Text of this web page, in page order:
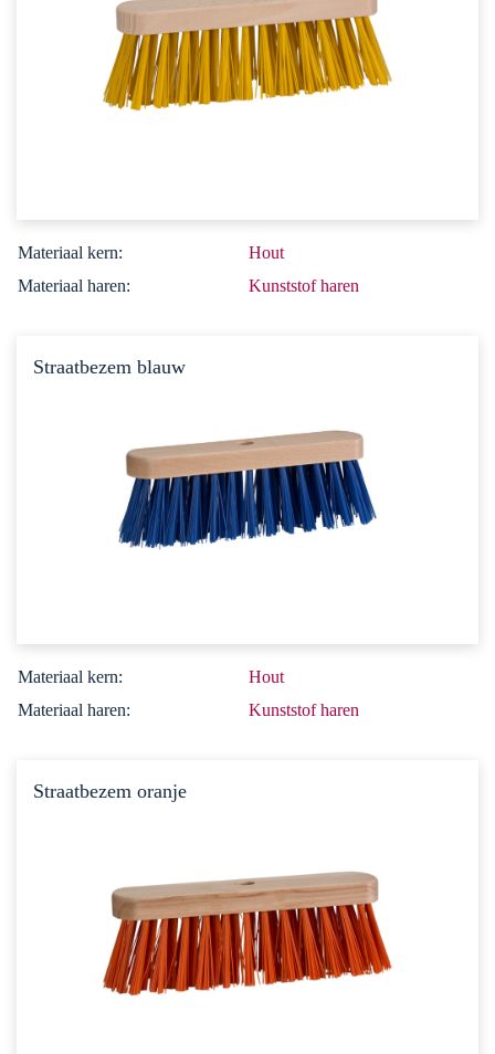
Materiaal kern:
Hout
Materiaal haren:
Kunststof haren
Straatbezem blauw
Materiaal kern:
Hout
Materiaal haren:
Kunststof haren
Straatbezem oranje